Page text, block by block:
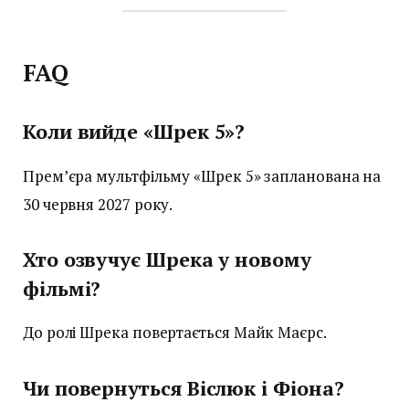
FAQ
Коли вийде «Шрек 5»?
Прем’єра мультфільму «Шрек 5» запланована на
30 червня 2027 року.
Хто озвучує Шрека у новому
фільмі?
До ролі Шрека повертається Майк Маєрс.
Чи повернуться Віслюк і Фіона?